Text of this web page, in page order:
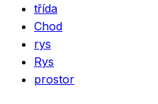
třída
Chod
rys
Rys
prostor